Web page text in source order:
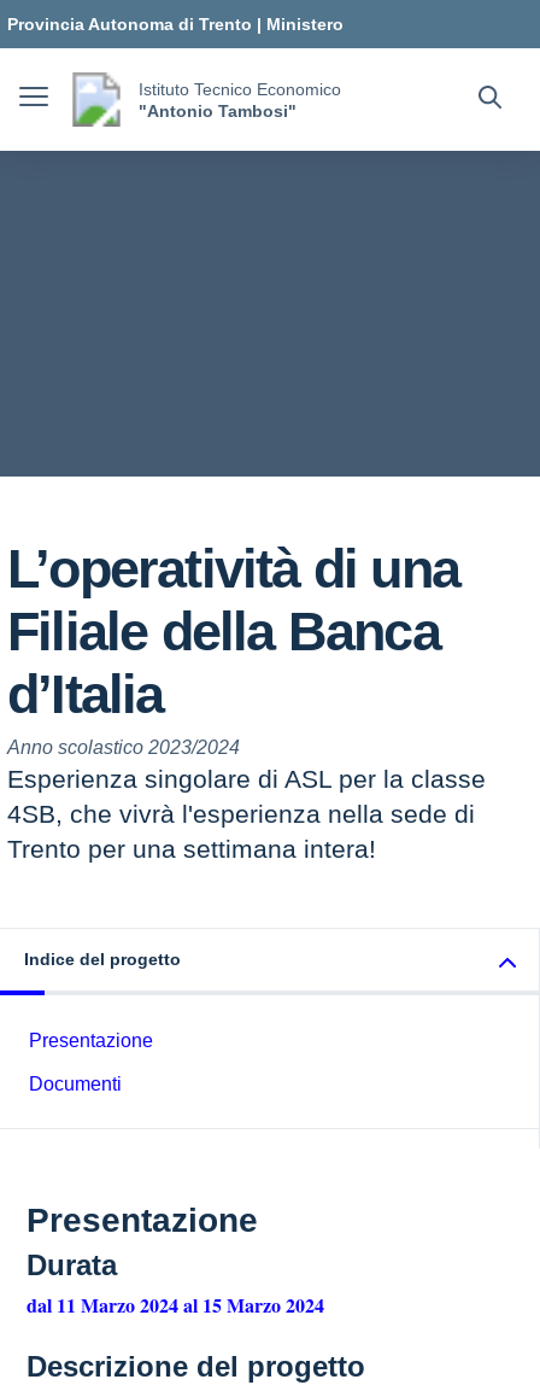
Provincia Autonoma di Trento | Ministero
dell'Istruzione e del Merito
Istituto Tecnico Economico
"Antonio Tambosi"
L’operatività di una
Filiale della Banca
d’Italia
Anno scolastico 2023/2024
Esperienza singolare di ASL per la classe
4SB, che vivrà l'esperienza nella sede di
Trento per una settimana intera!
Indice del progetto
Presentazione
Documenti
Presentazione
Durata
dal 11 Marzo 2024 al 15 Marzo 2024
Descrizione del progetto